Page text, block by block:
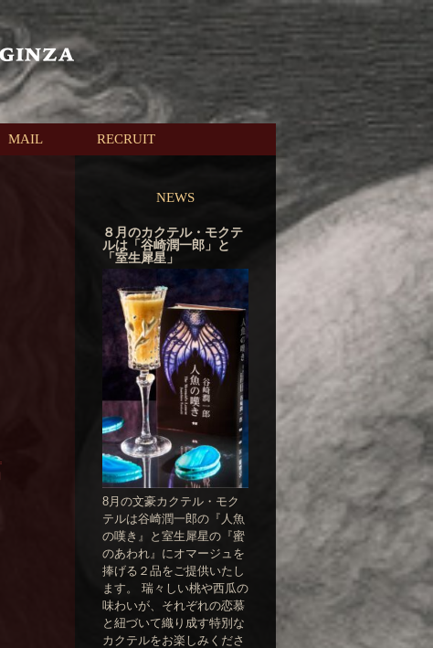
MAIL RECRUIT
NEWS
８月のカクテル・モクテ
ルは「谷崎潤一郎」と
「室生犀星」
8月の文豪カクテル・モク
テルは谷崎潤一郎の『人魚
の嘆き』と室生犀星の『蜜
のあわれ』にオマージュを
捧げる２品をご提供いたし
ます。 瑞々しい桃や西瓜の
味わいが、それぞれの恋慕
と紐づいて織り成す特別な
カクテルをお楽しみくださ